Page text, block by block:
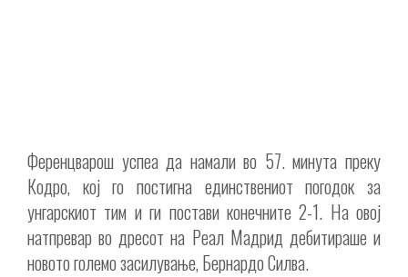
Ференцварош успеа да намали во 57. минута преку
Кодро, кој го постигна единствениот погодок за
унгарскиот тим и ги постави конечните 2-1. На овој
натпревар во дресот на Реал Мадрид дебитираше и
новото големо засилување, Бернардо Силва.